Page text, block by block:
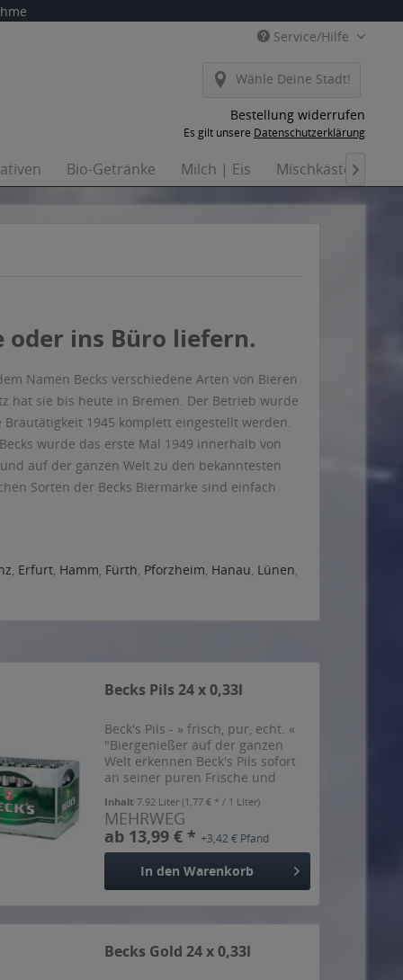
Service/Hilfe
Wähle Deine Stadt!
Bestellung widerrufen
Es gilt unsere Datenschutzerklärung
Bio-Getränke Milch | Eis Mischkästen

oder ins Büro liefern.
Namen Becks verschiedene Arten von Bieren
hat sie bis heute in Bremen. Der Betrieb wurde
1945 komplett eingestellt werden.
wurde das erste Mal 1949 innerhalb von
auf der ganzen Welt zu den bekanntesten
Sorten der Becks Biermarke sind einfach
, Erfurt, Hamm, Fürth, Pforzheim, Hanau, Lünen,
Becks Pils 24 x 0,33l
Beck's Pils - » frisch, pur, echt. «
"Biergenießer auf der ganzen
Welt erkennen Beck's Pils sofort
an seiner puren Frische und
und einem Alkoholgehalt von
4,9% Vol. Mit Beck's wählst du ein
Bier, das zu dir...
Inhalt7.92 Liter(1,77 € * / 1 Liter)
MEHRWEG
ab 13,99 € *+3,42 € Pfand
In den Warenkorb
Becks Gold 24 x 0,33l